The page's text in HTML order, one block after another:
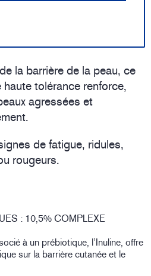
la barrière de la peau, ce
tolérance renforce,
agressées et
de fatigue, ridules,
rougeurs.
: 10,5% COMPLEXE
à un prébiotique, l’Inuline, offre
sur la barrière cutanée et le